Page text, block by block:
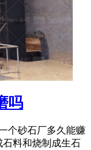
吗
个砂石厂多久能赚
石料和烧制成生石